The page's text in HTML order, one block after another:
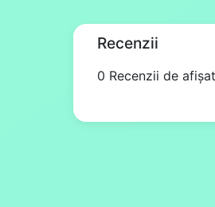
Recenzii
0 Recenzii de afișat